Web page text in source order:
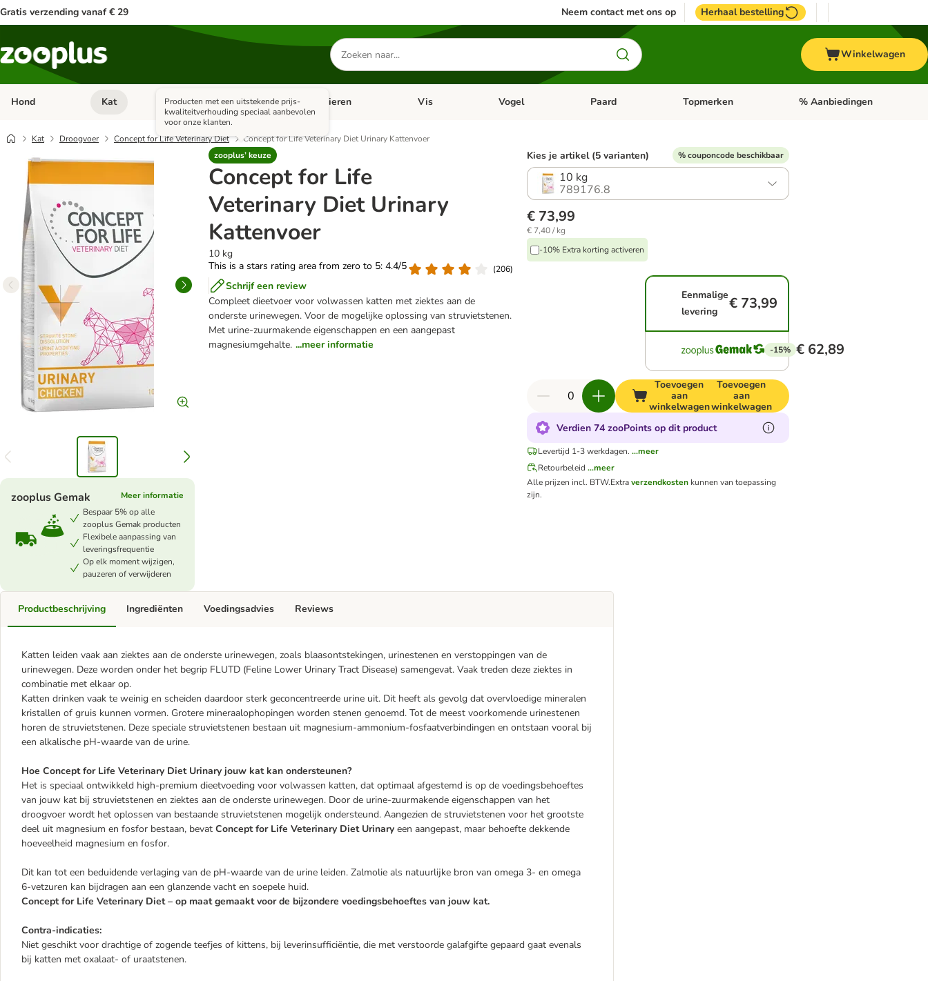
Gratis verzending vanaf € 29 Neem contact met ons op Herhaal bestelling
Zoeken
naar
producten
Winkelwagen
Hond Open categorie menu: Hond
Kat Open categorie menu: Kat
Apotheek Open categorie menu: Apotheek
Kleine dieren Open categorie menu: Kleine dieren
Vis Open categorie menu: Vis
Vogel Open categorie menu: Vogel
Paard Open categorie menu: Paard
Topmerken Open categorie menu:
% Aanbiedingen
Kat Droogvoer Concept for Life Veterinary Diet
Concept for Life Veterinary Diet Urinary Kattenvoer
zooplus’ keuze
Producten met een uitstekende prijs-
kwaliteitverhouding speciaal aanbevolen
voor onze klanten.
Concept for Life
Veterinary Diet Urinary
Kattenvoer
10 kg
This is a stars rating area from zero to 5: 4.4/5
(206)
Schrijf een review
Compleet dieetvoer voor volwassen katten met ziektes aan de
onderste urinewegen. Voor de mogelijke oplossing van struvietstenen.
Met urine-zuurmakende eigenschappen en een aangepast
magnesiumgehalte. ...meer informatie
zooplus Gemak
Meer informatie
Bespaar 5% op alle
zooplus Gemak producten
Flexibele aanpassing van
leveringsfrequentie
Op elk moment wijzigen,
pauzeren of verwijderen
Kies je artikel (5 varianten) % couponcode beschikbaar
10 kg
789176.8
€ 73,99
€ 7,40 / kg
-10% Extra korting activeren
Eenmalige
levering
€ 73,99
-15% € 62,89
Toevoegen
aan
winkelwagen
Toevoegen
aan
winkelwagen
Verdien 74 zooPoints op dit product
Levertijd 1-3 werkdagen. ...meer
Retourbeleid ...meer
Alle prijzen incl. BTW.Extraverzendkostenkunnen van toepassing
zijn.
Productbeschrijving
Katten leiden vaak aan ziektes aan de onderste urinewegen, zoals blaasontstekingen, urinestenen en verstoppingen van de
urinewegen. Deze worden onder het begrip FLUTD (Feline Lower Urinary Tract Disease) samengevat. Vaak treden deze ziektes in
combinatie met elkaar op.
Katten drinken vaak te weinig en scheiden daardoor sterk geconcentreerde urine uit. Dit heeft als gevolg dat overvloedige mineralen
kristallen of gruis kunnen vormen. Grotere mineraalophopingen worden stenen genoemd. Tot de meest voorkomende urinestenen
horen de struvietstenen. Deze speciale struvietstenen bestaan uit magnesium-ammonium-fosfaatverbindingen en ontstaan vooral bij
een alkalische pH-waarde van de urine.
Hoe Concept for Life Veterinary Diet Urinary jouw kat kan ondersteunen?
Het is speciaal ontwikkeld high-premium dieetvoeding voor volwassen katten, dat optimaal afgestemd is op de voedingsbehoeftes
van jouw kat bij struvietstenen en ziektes aan de onderste urinewegen. Door de urine-zuurmakende eigenschappen van het
droogvoer wordt het oplossen van bestaande struvietstenen mogelijk ondersteund. Aangezien de struvietstenen voor het grootste
deel uit magnesium en fosfor bestaan, bevat Concept for Life Veterinary Diet Urinary een aangepast, maar behoefte dekkende
hoeveelheid magnesium en fosfor.
Dit kan tot een beduidende verlaging van de pH-waarde van de urine leiden. Zalmolie als natuurlijke bron van omega 3- en omega
6-vetzuren kan bijdragen aan een glanzende vacht en soepele huid.
Concept for Life Veterinary Diet – op maat gemaakt voor de bijzondere voedingsbehoeftes van jouw kat.
Contra-indicaties:
Niet geschikt voor drachtige of zogende teefjes of kittens, bij leverinsufficiëntie, die met verstoorde galafgifte gepaard gaat evenals
bij katten met oxalaat- of uraatstenen.
Ingrediënten Voedingsadvies Reviews